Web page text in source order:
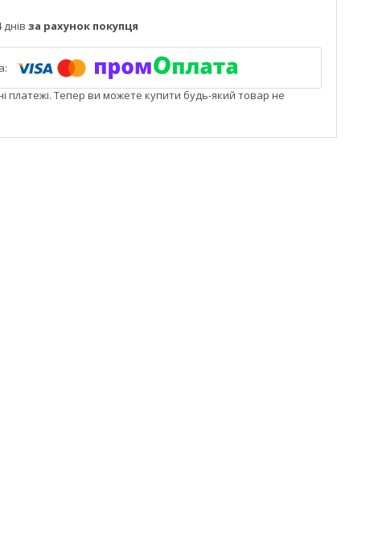
за рахунок покупця
платежі. Тепер ви можете купити будь-який товар не